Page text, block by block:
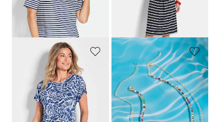
Meilleur prix sur 30 jours** : 49,95 €
(-20%)
Meilleur prix sur 30 jours** :
(-16%)
T-shirt imprimé en jersey de viscose
59,95 €
GOLDNER
Lot de 2 colliers
7,95 €24,95 €
Meilleur prix sur 30 jours** : 12,95 €
(-38%)